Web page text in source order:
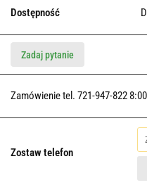
Dostępność
Zadaj pytanie
Zamówienie tel. 721-947-822
Zostaw telefon